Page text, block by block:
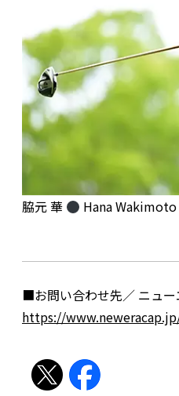
脇元 華 Hana Wakimoto
■お問い合わせ先／ ニュ
https://